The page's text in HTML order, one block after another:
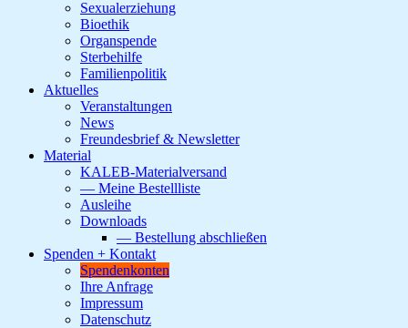
Sexualerziehung
Bioethik
Organspende
Sterbehilfe
Familienpolitik
Aktuelles
Veranstaltungen
News
Freundesbrief & Newsletter
Material
KALEB-Materialversand
— Meine Bestellliste
Ausleihe
Downloads
— Bestellung abschließen
Spenden + Kontakt
Spendenkonten
Ihre Anfrage
Impressum
Datenschutz